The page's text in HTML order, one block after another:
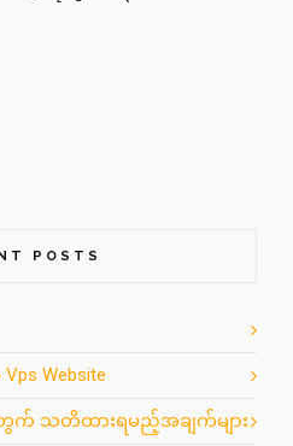
POSTS
Vps Website
တွက် သတိထားရမည့်အချက်များ